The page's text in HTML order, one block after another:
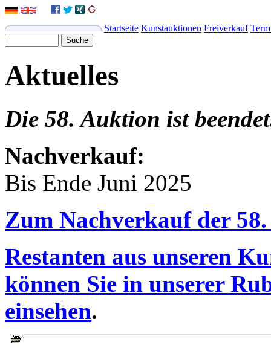
Startseite Kunstauktionen Freiverkauf
Aktuelles
Die 58. Auktion ist
Nachverkauf:
Bis Ende Juni 2025
Zum Nachverkauf der
Restanten aus unseren
können Sie in unserer
einsehen.